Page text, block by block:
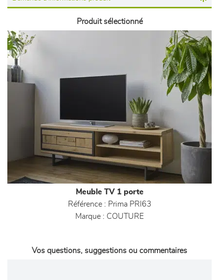
Produit sélectionné
Meuble TV 1 porte
Référence : Prima PRI63
Marque : COUTURE
Vos questions, suggestions ou commentaires